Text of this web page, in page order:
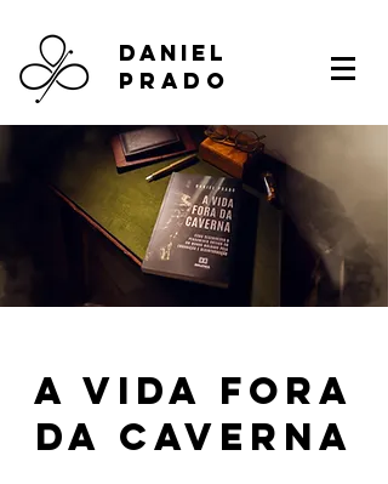
DANIEL
PRADO
a vida fora
da caverna